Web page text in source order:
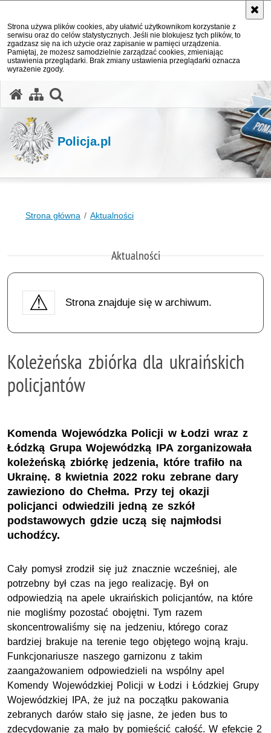
Strona używa plików cookies, aby ułatwić użytkownikom korzystanie z
serwisu oraz do celów statystycznych. Jeśli nie blokujesz tych plików, to
zgadzasz się na ich użycie oraz zapisanie w pamięci urządzenia.
Pamiętaj, że możesz samodzielnie zarządzać cookies, zmieniając
ustawienia przeglądarki. Brak zmiany ustawienia przeglądarki oznacza
wyrażenie zgody.
Policja.pl
Strona główna Aktualności
Aktualności
Strona znajduje się w archiwum.
Koleżeńska zbiórka dla ukraińskich
policjantów
Komenda Wojewódzka Policji w Łodzi wraz z
Łódzką Grupa Wojewódzką IPA zorganizowała
koleżeńską zbiórkę jedzenia, które trafiło na
Ukrainę. 8 kwietnia 2022 roku zebrane dary
zawieziono do Chełma. Przy tej okazji
policjanci odwiedzili jedną ze szkół
podstawowych gdzie uczą się najmłodsi
uchodźcy.
Cały pomysł zrodził się już znacznie wcześniej, ale
potrzebny był czas na jego realizację. Był on
odpowiedzią na apele ukraińskich policjantów, na które
nie mogliśmy pozostać obojętni. Tym razem
skoncentrowaliśmy się na jedzeniu, którego coraz
bardziej brakuje na terenie tego objętego wojną kraju.
Funkcjonariusze naszego garnizonu z takim
zaangażowaniem odpowiedzieli na wspólny apel
Komendy Wojewódzkiej Policji w Łodzi i Łódzkiej Grupy
Wojewódzkiej
IPA, że już na początku pakowania
zebranych darów stało się jasne, że jeden bus to
zdecydowanie za mało by pomieścić całość. W efekcie 2